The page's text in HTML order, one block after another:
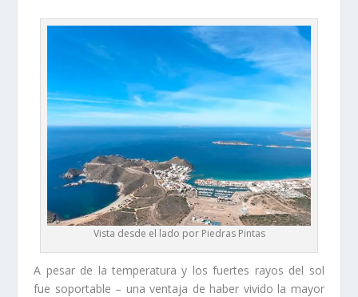
Vista desde el lado por Piedras Pintas
A pesar de la temperatura y los fuertes rayos del sol
fue soportable – una ventaja de haber vivido la mayor